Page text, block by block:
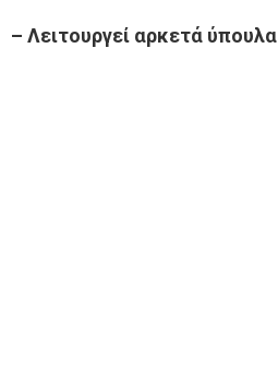
– Λειτουργεί αρκετά ύπουλα